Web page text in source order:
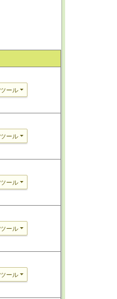
ツール
ツール
ツール
ツール
ツール